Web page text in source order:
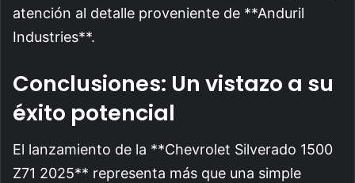
atención al detalle proveniente de **Anduril
Industries**.
Conclusiones: Un vistazo a su
éxito potencial
El lanzamiento de la **Chevrolet Silverado 1500
Z71 2025** representa más que una simple